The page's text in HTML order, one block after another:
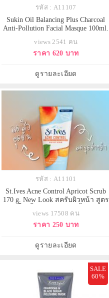
รหัส : A11107
Sukin Oil Balancing Plus Charcoal
Anti-Pollution Facial Masque 100ml.
ออสเตรเลีย ช่วยทำความสะอาดรู
ขุมขน ดูดซับความมันบนใบหน้า
สะอาดสดใสกว่าที่เคย ด้วยสารต้าน
อนุมูลอิสระชาขาว, บิลเบอรี่แ
views 2541 คน
ราคา 620 บาท
ดูรายละเอียด
รหัส : A11101
St.Ives Acne Control Apricot Scrub
170 g. New Look สครับผิวหน้า สูตร
สิวใหม่แท้ 100% ส่งตรงจาก USA
views 17508 คน
ราคา 250 บาท
ดูรายละเอียด
SALE
60%